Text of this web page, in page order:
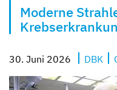
Kompetent und
Mit besten
Sicher und
Erzähl sie uns auf
Moderne
30. Juni 2026 DBK